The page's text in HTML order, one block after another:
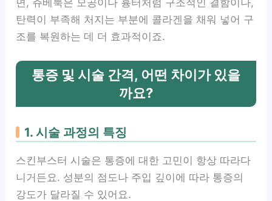
면, 쥬베룩은 모공이나 흉터처럼 구조적인 결함이나,
탄력이 부족해 처지는 부분에 콜라겐을 채워 넣어 구
조를 복원하는 데 더 효과적이죠.
통증 및 시술 간격, 어떤 차이가 있을
까요?
1. 시술 과정의 특징
스킨부스터 시술은 통증에 대한 고민이 항상 따라다
니거든요. 성분의 점도나 주입 깊이에 따라 통증의
강도가 달라질 수 있어요.